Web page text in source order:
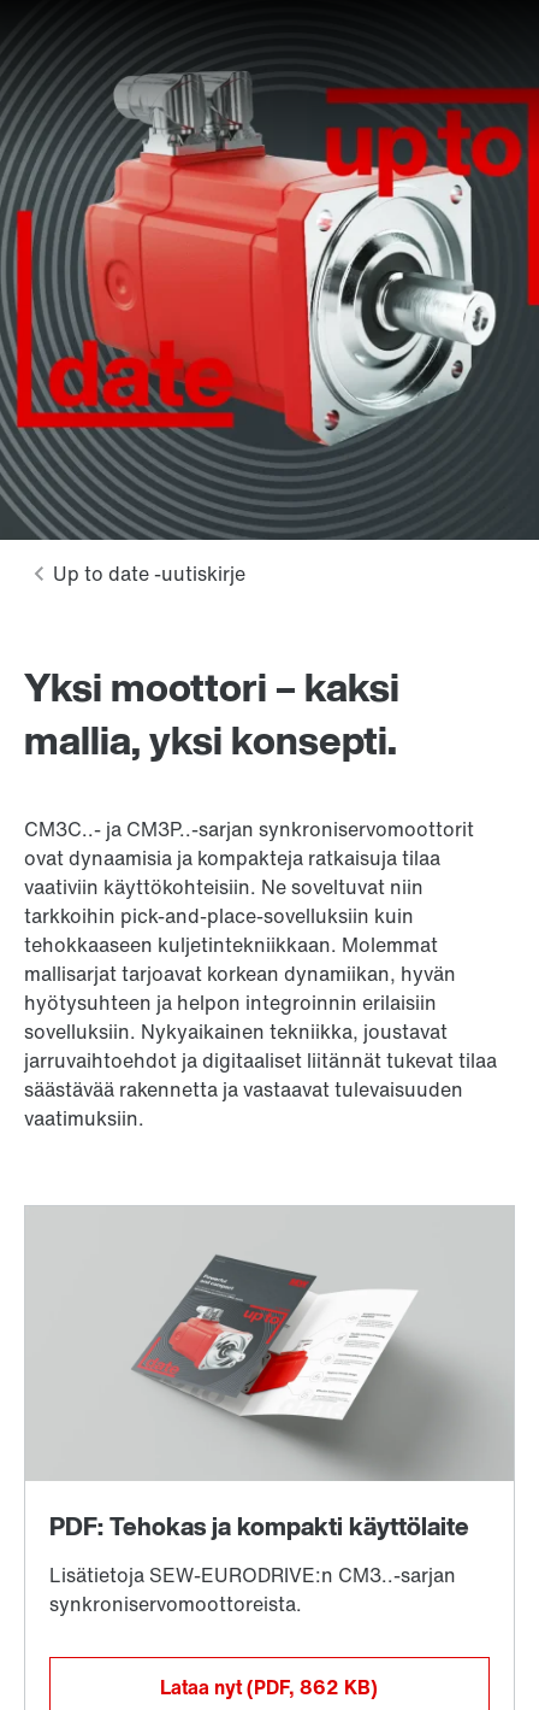
Yksi moottori – kaksi
mallia, yksi konsepti.
CM3C..- ja CM3P..-sarjan synkroniservomoottorit
ovat dynaamisia ja kompakteja ratkaisuja tilaa
vaativiin käyttökohteisiin. Ne soveltuvat niin
tarkkoihin pick-and-place-sovelluksiin kuin
tehokkaaseen kuljetintekniikkaan. Molemmat
mallisarjat tarjoavat korkean dynamiikan, hyvän
hyötysuhteen ja helpon integroinnin erilaisiin
sovelluksiin. Nykyaikainen tekniikka, joustavat
jarruvaihtoehdot ja digitaaliset liitännät tukevat tilaa
säästävää rakennetta ja vastaavat tulevaisuuden
vaatimuksiin.
Lataa nyt(PDF, 862 KB)